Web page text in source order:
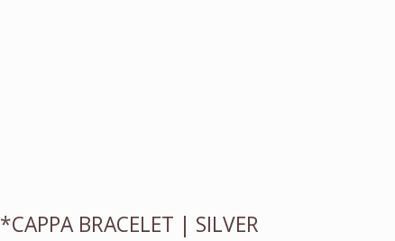
*CAPPA BRACELET | SILVER